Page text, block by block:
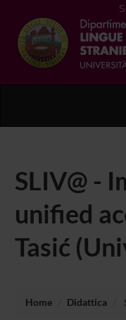
SLIV@ -
unified
Tasić
Home Didattica